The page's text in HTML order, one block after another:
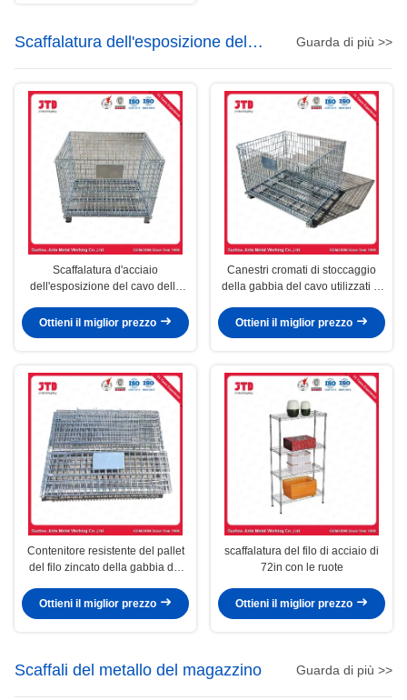
Scaffalatura dell'esposizione del
cavo
Guarda di più >>
Scaffalatura d'acciaio
dell'esposizione del cavo della
Q195
Ottieni il miglior prezzo
Canestri cromati di stoccaggio
della gabbia del cavo utilizzati in
Ottieni il miglior prezzo
Contenitore resistente del pallet
del filo zincato della gabbia del
Ottieni il miglior prezzo
scaffalatura del filo di acciaio di
72in con le ruote
Ottieni il miglior prezzo
Scaffali del metallo del magazzino Guarda di più >>